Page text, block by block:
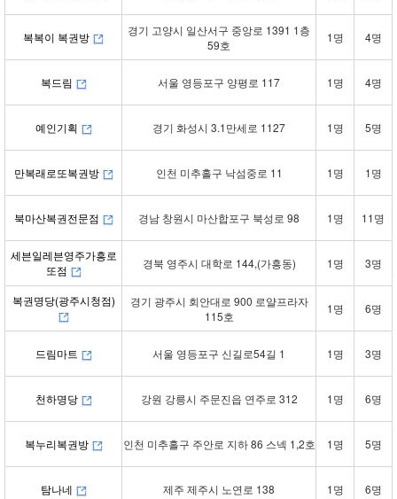
복복이 복권방
경기 고양시 일산서구 중앙로 1391 1층
59호
1명 4명
복드림 서울 영등포구 양평로 117 1명 4명
예인기획 경기 화성시 3.1만세로 1127 1명 5명
만복래로또복권방 인천 미추홀구 낙섬중로 11 1명 1명
북마산복권전문점 경남 창원시 마산합포구 북성로 98 1명 11명
세븐일레븐영주가흥로
또점
경북 영주시 대학로 144,(가흥동) 1명 3명
복권명당(광주시청점)
경기 광주시 회안대로 900 로얄프라자
115호
1명 6명
드림마트 서울 영등포구 신길로54길 1 1명 3명
천하명당 강원 강릉시 주문진읍 연주로 312 1명 6명
복누리복권방 인천 미추홀구 주안로 지하 86 스넥 1,2호 1명 5명
탐나네 제주 제주시 노연로 138 1명 6명